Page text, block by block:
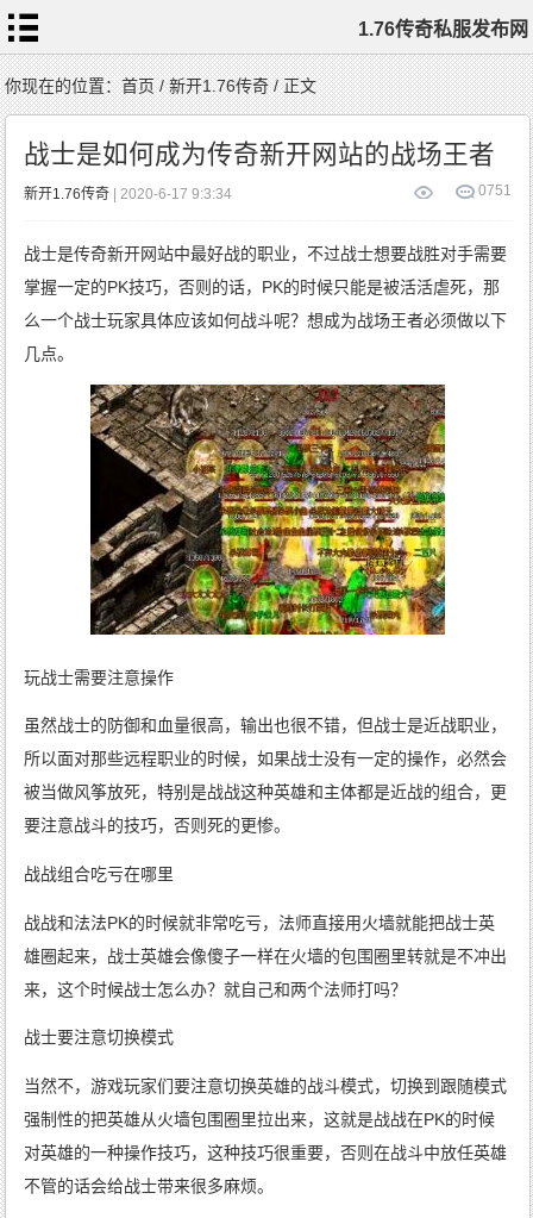
1.76传奇私服发布网
首
页
1.76
奇
私
服
1.76
复
1.76
精
品
传
奇
新
开
1.76
奇
标
签
云
你现在的位置：首页/新开1.76传奇/ 正文
战士是如何成为传奇新开网站的战场王者
751
0
新开1.76传奇 | 2020-6-17 9:3:34
战士是传奇新开网站中最好战的职业，不过战士想要战胜对手需要
掌握一定的PK技巧，否则的话，PK的时候只能是被活活虐死，那
么一个战士玩家具体应该如何战斗呢？想成为战场王者必须做以下
几点。
玩战士需要注意操作
虽然战士的防御和血量很高，输出也很不错，但战士是近战职业，
所以面对那些远程职业的时候，如果战士没有一定的操作，必然会
被当做风筝放死，特别是战战这种英雄和主体都是近战的组合，更
要注意战斗的技巧，否则死的更惨。
战战组合吃亏在哪里
战战和法法PK的时候就非常吃亏，法师直接用火墙就能把战士英
雄圈起来，战士英雄会像傻子一样在火墙的包围圈里转就是不冲出
来，这个时候战士怎么办？就自己和两个法师打吗？
战士要注意切换模式
当然不，游戏玩家们要注意切换英雄的战斗模式，切换到跟随模式
强制性的把英雄从火墙包围圈里拉出来，这就是战战在PK的时候
对英雄的一种操作技巧，这种技巧很重要，否则在战斗中放任英雄
不管的话会给战士带来很多麻烦。